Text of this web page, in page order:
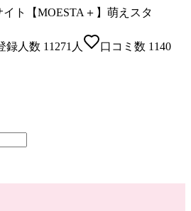
ト【MOESTA＋】萌えスタ
録人数 11271 人 口コミ数 1140